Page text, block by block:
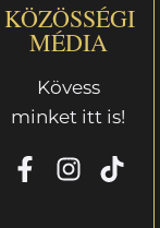
KÖZÖSSÉGI
MÉDIA
Kövess
minket itt is!